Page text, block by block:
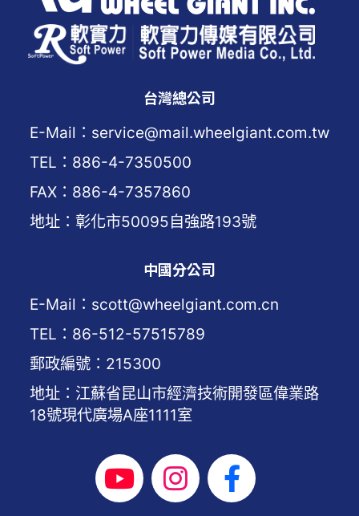
台灣總公司
E-Mail：service@mail.wheelgiant.com.tw
TEL：886-4-7350500
FAX：886-4-7357860
地址：彰化市50095自強路193號
中國分公司
E-Mail：scott@wheelgiant.com.cn
TEL：86-512-57515789
郵政編號：215300
地址：江蘇省昆山市經濟技術開發區偉業路
18號現代廣場A座1111室